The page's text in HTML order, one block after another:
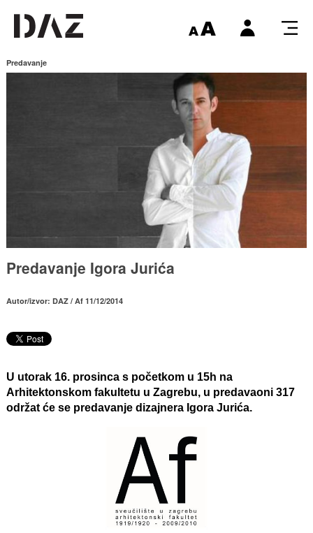
Predavanje
Predavanje Igora Jurića
Autor/izvor: DAZ / Af 11/12/2014
U utorak 16. prosinca s početkom u 15h na
Arhitektonskom fakultetu u Zagrebu, u predavaoni 317
održat će se predavanje dizajnera Igora Jurića.